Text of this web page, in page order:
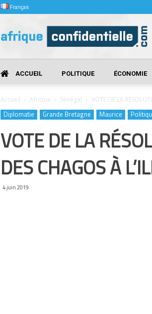
Français
Confidentielle
ACCUEIL POLITIQUE ÉCONOMIE
Accueil Afrique Sénégal VOTE DE LA
Diplomatie Grande Bretagne Maurice
VOTE DE LA
DES CHAGOS À
4 juin 2019